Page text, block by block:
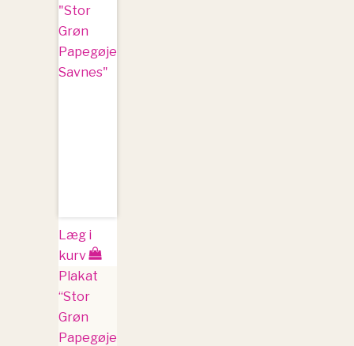
Læg i
kurv
Plakat
“Stor
Grøn
Papegøje